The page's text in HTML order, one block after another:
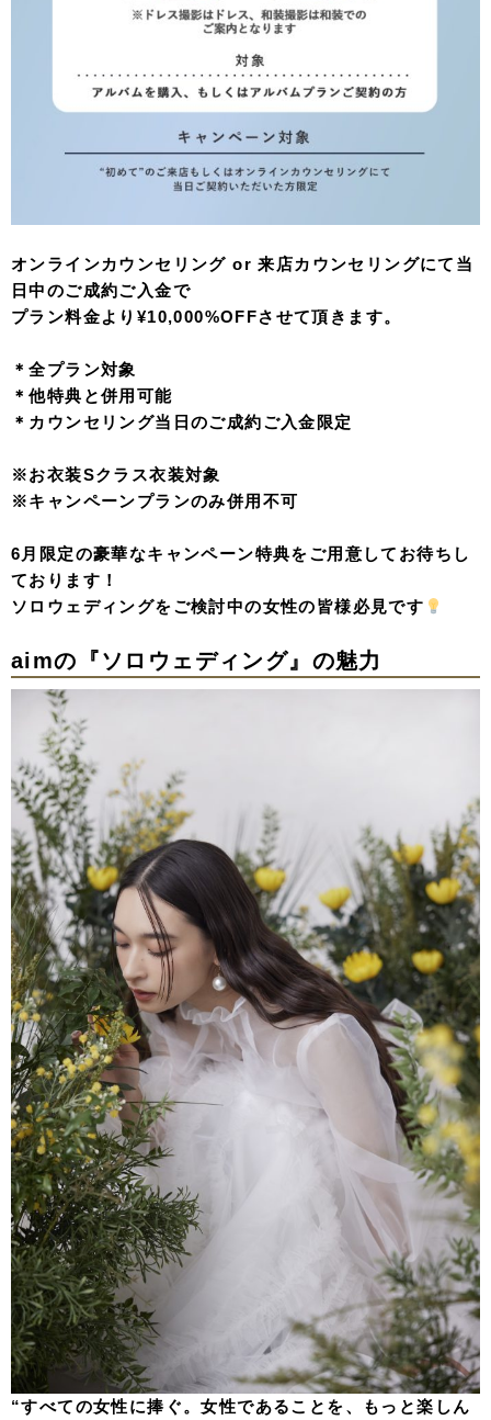
オンラインカウンセリング or 来店カウンセリングにて当
日中のご成約ご入金で
プラン料金より¥10,000%OFFさせて頂きます。
＊全プラン対象
＊他特典と併用可能
＊カウンセリング当日のご成約ご入金限定
※お衣装Sクラス衣装対象
※キャンペーンプランのみ併用不可
6月限定の豪華なキャンペーン特典をご用意してお待ちし
ております！
ソロウェディングをご検討中の女性の皆様必見です
aimの『ソロウェディング』の魅力
“すべての女性に捧ぐ。女性であることを、もっと楽しん